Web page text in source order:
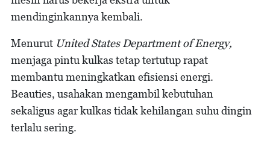
mendinginkannya kembali.
Menurut United States Department of Energy,
menjaga pintu kulkas tetap tertutup rapat
membantu meningkatkan efisiensi energi.
Beauties, usahakan mengambil kebutuhan
sekaligus agar kulkas tidak kehilangan suhu dingin
terlalu sering.